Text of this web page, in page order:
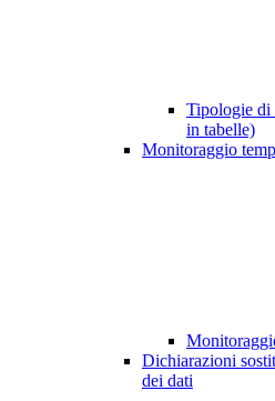
Tipologie di
in tabelle)
Monitoraggio
Dichiarazioni
dei dati